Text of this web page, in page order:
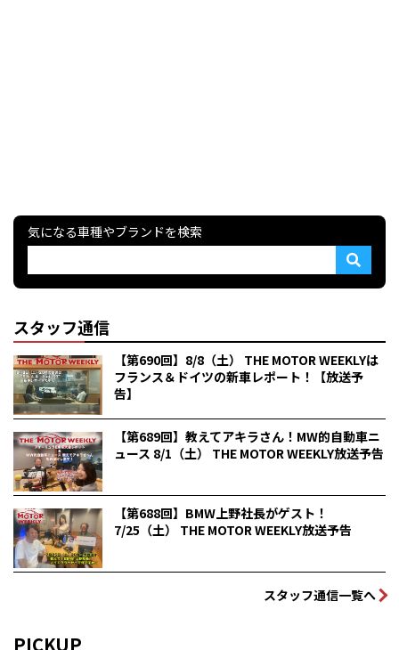
気になる車種やブランドを検索
スタッフ通信
【第690回】8/8（土） THE MOTOR WEEKLYは
フランス＆ドイツの新車レポート！【放送予
告】
【第689回】教えてアキラさん！MW的自動車ニ
ュース 8/1（土） THE MOTOR WEEKLY放送予告
【第688回】BMW上野社長がゲスト！
7/25（土） THE MOTOR WEEKLY放送予告
スタッフ通信一覧へ
PICKUP